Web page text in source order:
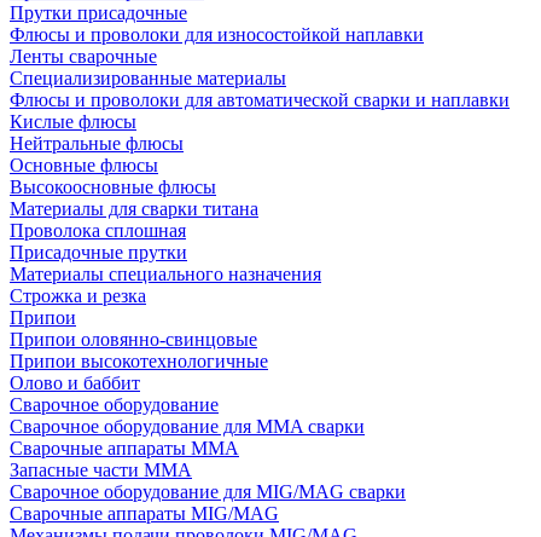
Прутки присадочные
Флюсы и проволоки для износостойкой наплавки
Ленты сварочные
Специализированные материалы
Флюсы и проволоки для автоматической сварки и наплавки
Кислые флюсы
Нейтральные флюсы
Основные флюсы
Высокоосновные флюсы
Материалы для сварки титана
Проволока сплошная
Присадочные прутки
Материалы специального назначения
Строжка и резка
Припои
Припои оловянно-свинцовые
Припои высокотехнологичные
Олово и баббит
Сварочное оборудование
Сварочное оборудование для MMA сварки
Сварочные аппараты MMA
Запасные части MMA
Сварочное оборудование для MIG/MAG сварки
Сварочные аппараты MIG/MAG